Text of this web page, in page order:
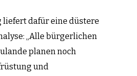
liefert dafür eine düstere
„Alle bürgerlichen
planen noch
und